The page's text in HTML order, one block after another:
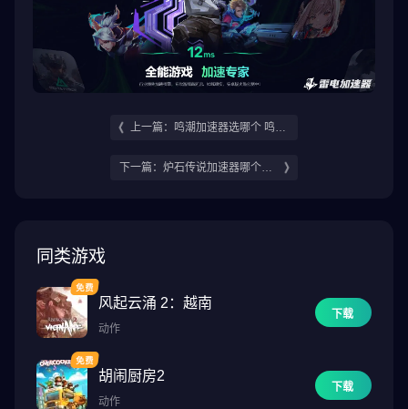
上一篇：鸣潮加速器选哪个 鸣潮
下一篇：炉石传说加速器哪个好
同类游戏
风起云涌 2：越南
动作
下载
胡闹厨房2
动作
下载